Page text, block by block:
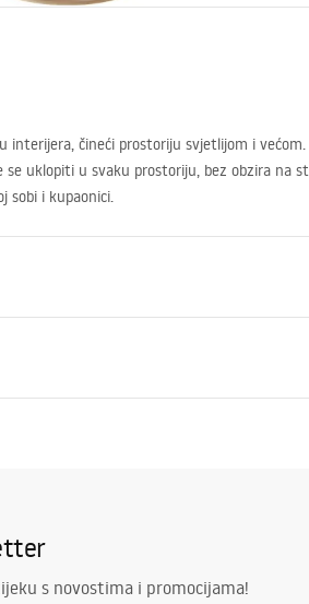
interijera, čineći prostoriju svjetlijom i većom.
se uklopiti u svaku prostoriju, bez obzira na
sobi i kupaonici.
20mm
Aluminij
s novostima i promocijama!